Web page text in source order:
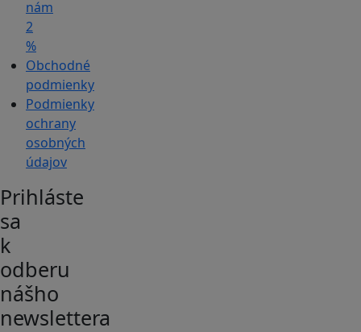
nám
2
%
Obchodné
podmienky
Podmienky
ochrany
osobných
údajov
Prihláste
sa
k
odberu
nášho
newslettera